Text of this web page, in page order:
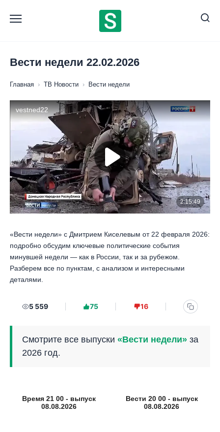
содержанию
Вести недели 22.02.2026
Главная › ТВ Новости › Вести недели
«Вести недели» с Дмитрием Киселевым от 22 февраля 2026:
подробно обсудим ключевые политические события
минувшей недели — как в России, так и за рубежом.
Разберем все по пунктам, с анализом и интересными
деталями.
5 559 75 16
Смотрите все выпуски «Вести недели» за
2026 год.
Время 21 00 - выпуск
08.08.2026
Вести 20 00 - выпуск
08.08.2026